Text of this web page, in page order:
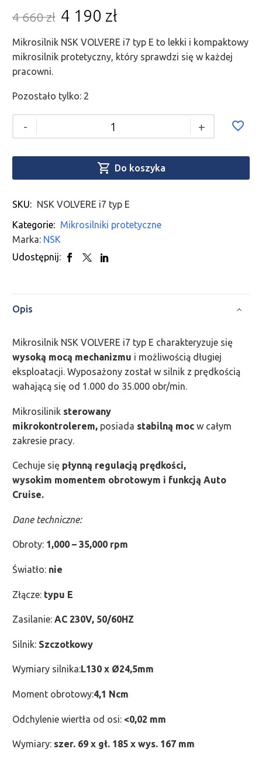
4 660zł 4 190 zł
Mikrosilnik NSK VOLVERE i7 typ E to lekki i kompaktowy
mikrosilnik protetyczny, który sprawdzi się w każdej
pracowni.
Pozostało tylko: 2
- +
 Do koszyka
SKU: NSK VOLVERE i7 typ E
Kategorie: Mikrosilniki protetyczne
Marka: NSK
Udostępnij:
Opis
Mikrosilnik NSK VOLVERE i7 typ E charakteryzuje się
wysoką mocą mechanizmu i możliwością długiej
eksploatacji. Wyposażony został w silnik z prędkością
wahającą się od 1.000 do 35.000 obr/min.
Mikrosilinik sterowany
mikrokontrolerem, posiada stabilną moc w całym
zakresie pracy.
Cechuje się płynną regulacją prędkości,
wysokim momentem obrotowym i funkcją Auto
Cruise.
Dane techniczne:
Obroty: 1,000 – 35,000 rpm
Światło: nie
Złącze: typu E
Zasilanie: AC 230V, 50/60HZ
Silnik: Szczotkowy
Wymiary silnika:L130 x Ø24,5mm
Moment obrotowy:4,1 Ncm
Odchylenie wiertła od osi: <0,02 mm
Wymiary: szer. 69 x gł. 185 x wys. 167 mm